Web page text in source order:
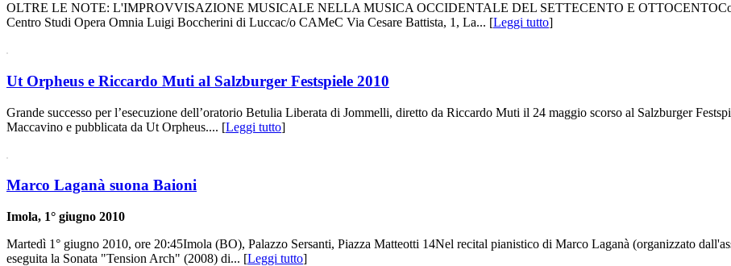
OLTRE LE NOTE: L'IMPROVVISAZIONE MUSICALE NELLA MUSICA OCCIDENTALE DEL SETTECENTO E
Centro Studi Opera Omnia Luigi Boccherini di Luccac/o CAMeC Via Cesare Battista, 1, La... [Leggi tutto]
Ut Orpheus e Riccardo Muti al Salzburger Festspiele 2010
Grande successo per l’esecuzione dell’oratorio Betulia Liberata di Jommelli, diretto da Riccardo Muti il 24 maggio scorso al Salzburger
Maccavino e pubblicata da Ut Orpheus.... [Leggi tutto]
Marco Laganà suona Baioni
Imola, 1° giugno 2010
Martedì 1° giugno 2010, ore 20:45Imola (BO), Palazzo Sersanti, Piazza Matteotti 14Nel recital pianistico di Marco Laganà (organizzato
eseguita la Sonata "Tension Arch" (2008) di... [Leggi tutto]